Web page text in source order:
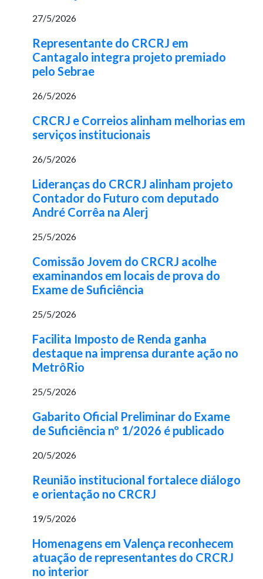
27/5/2026
Representante do CRCRJ em
Cantagalo integra projeto premiado
pelo Sebrae
26/5/2026
CRCRJ e Correios alinham melhorias em
serviços institucionais
26/5/2026
Lideranças do CRCRJ alinham projeto
Contador do Futuro com deputado
André Corrêa na Alerj
25/5/2026
Comissão Jovem do CRCRJ acolhe
examinandos em locais de prova do
Exame de Suficiência
25/5/2026
Facilita Imposto de Renda ganha
destaque na imprensa durante ação no
MetrôRio
25/5/2026
Gabarito Oficial Preliminar do Exame
de Suficiência nº 1/2026 é publicado
20/5/2026
Reunião institucional fortalece diálogo
e orientação no CRCRJ
19/5/2026
Homenagens em Valença reconhecem
atuação de representantes do CRCRJ
no interior